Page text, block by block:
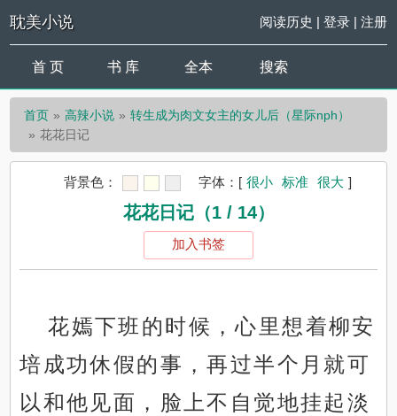
耽美小说 阅读历史 | 登录| 注册
首 页 书 库 全本 搜索
首页 高辣小说
转生成为肉文女主的女儿后（星际nph）
花花日记
背景色： 字体： [ 很小 标准 很大 ]
花花日记（1 / 14）
加入书签
花嫣下班的时候，心里想着柳安
培成功休假的事，再过半个月就可
以和他见面，脸上不自觉地挂起淡